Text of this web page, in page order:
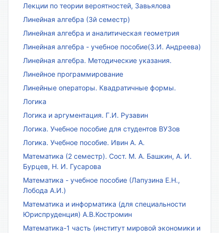
Лекции по теории вероятностей, Завьялова
Линейная алгебра (3й семестр)
Линейная алгебра и аналитическая геометрия
Линейная алгебра - учебное пособие(З.И. Андреева)
Линейная алгебра. Методические указания.
Линейное программирование
Линейные операторы. Квадратичные формы.
Логика
Логика и аргументация. Г.И. Рузавин
Логика. Учебное пособие для студентов ВУЗов
Логика. Учебное пособие. Ивин А. А.
Математика (2 семестр). Сост. М. А. Башкин, А. И.
Бурцев, Н. И. Гусарова
Математика - учебное пособие (Лапузина Е.Н.,
Лобода А.И.)
Математика и информатика (для специальности
Юриспруденция) А.В.Костромин
Математика-1 часть (институт мировой экономики и